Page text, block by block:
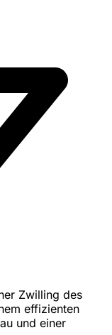
Zwilling des
effizienten
und einer